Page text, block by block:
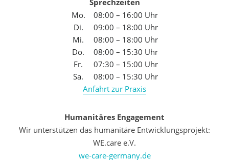
Mo.
08:00 – 16:00 Uhr
Di.
09:00 – 18:00 Uhr
Mi.
08:00 – 18:00 Uhr
Do.
08:00 – 15:30 Uhr
Fr.
07:30 – 15:00 Uhr
Sa.
08:00 – 15:30 Uhr
Anfahrt zur Praxis
Humanitäres Engagement
Wir unterstützen das humanitäre Entwicklungsprojekt:
WE.care e.V.
we-care-germany.de